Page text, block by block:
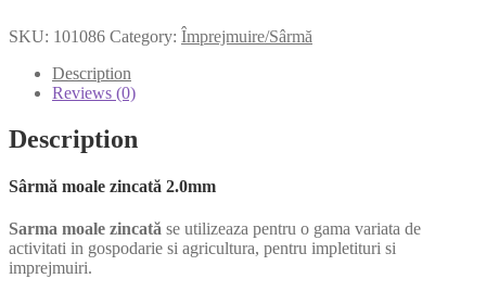
SKU: 101086 Category: Împrejmuire/Sârmă
Description
Reviews (0)
Description
Sârmă moale zincată 2.0mm
Sarma moale zincată se utilizeaza pentru o gama variata de
activitati in gospodarie si agricultura, pentru impletituri si
imprejmuiri.